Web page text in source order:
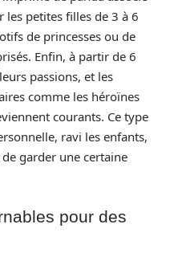
les petites filles de 3 à 6
de princesses ou de
Enfin, à partir de 6
passions, et les
comme les héroïnes
courants. Ce type
ravi les enfants,
garder une certaine
pour des